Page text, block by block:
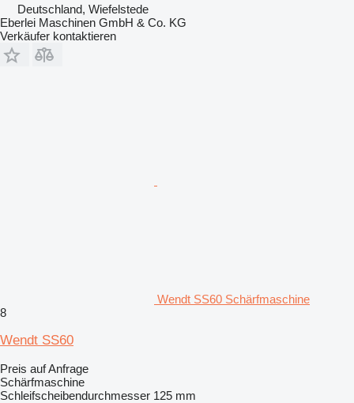
Deutschland, Wiefelstede
Eberlei Maschinen GmbH & Co. KG
Verkäufer kontaktieren
Wendt SS60 Schärfmaschine
8
Wendt SS60
Preis auf Anfrage
Schärfmaschine
Schleifscheibendurchmesser 125 mm